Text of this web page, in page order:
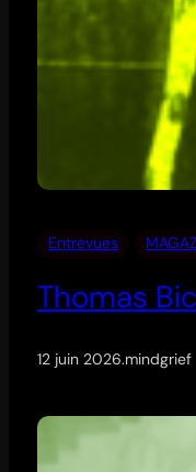
Entrevues
Thomas
12 juin 2026.mindgrief